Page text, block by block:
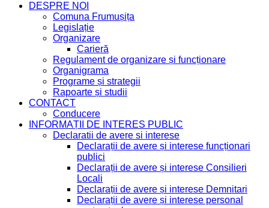
DESPRE NOI
Comuna Frumușița
Legislație
Organizare
Carieră
Regulament de organizare și funcționare
Organigrama
Programe și strategii
Rapoarte și studii
CONTACT
Conducere
INFORMAȚII DE INTERES PUBLIC
Declaratii de avere si interese
Declarații de avere și interese funcționari
publici
Declarații de avere și interese Consilieri
Locali
Declarații de avere și interese Demnitari
Declarații de avere și interese personal